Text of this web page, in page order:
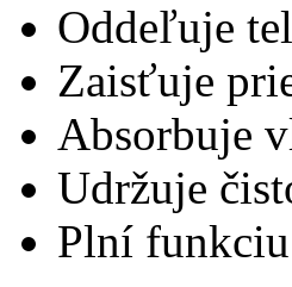
Oddeľuje
Zaisťuje
Absorbuje
Udržuje
Plní